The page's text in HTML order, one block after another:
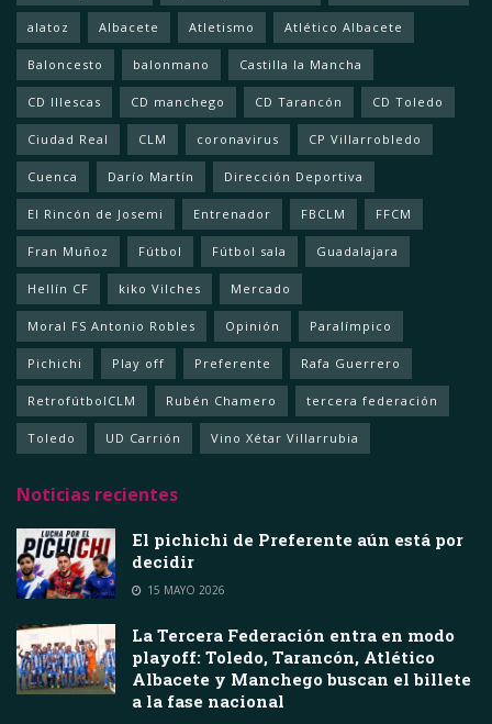
alatoz Albacete Atletismo Atlético Albacete
Baloncesto balonmano Castilla la Mancha
CD Illescas CD manchego CD Tarancón CD Toledo
Ciudad Real CLM coronavirus CP Villarrobledo
Cuenca Darío Martín Dirección Deportiva
El Rincón de Josemi Entrenador FBCLM FFCM
Fran Muñoz Fútbol Fútbol sala Guadalajara
Hellín CF kiko Vilches Mercado
Moral FS Antonio Robles Opinión Paralímpico
Pichichi Play off Preferente Rafa Guerrero
RetrofútbolCLM Rubén Chamero tercera federación
Toledo UD Carrión Vino Xétar Villarrubia
Noticias recientes
El pichichi de Preferente aún está por
decidir
15 MAYO 2026
La Tercera Federación entra en modo
playoff: Toledo, Tarancón, Atlético
Albacete y Manchego buscan el billete
a la fase nacional